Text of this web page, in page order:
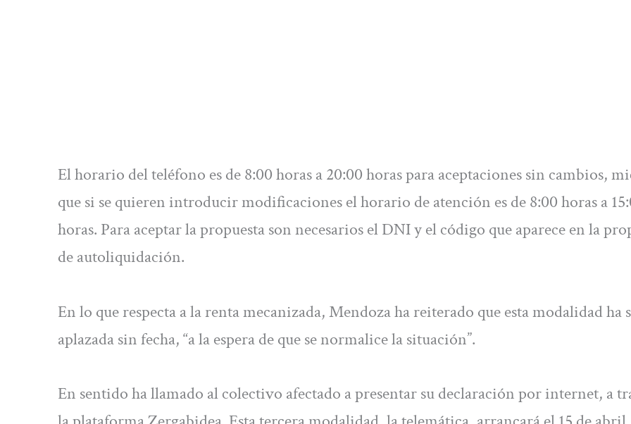
El horario del teléfono es de 8:00 horas a 20:00 horas para aceptaciones sin cambios,
que si se quieren introducir modificaciones el horario de atención es de 8:00 horas a
horas. Para aceptar la propuesta son necesarios el DNI y el código que aparece en la
de autoliquidación.
En lo que respecta a la renta mecanizada, Mendoza ha reiterado que esta modalidad ha
aplazada sin fecha, “a la espera de que se normalice la situación”.
En sentido ha llamado al colectivo afectado a presentar su declaración por internet, a